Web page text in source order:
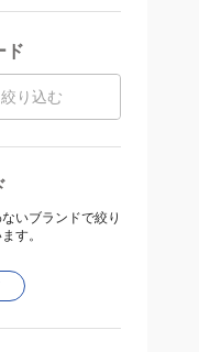
ド
いブランドで絞り
す。